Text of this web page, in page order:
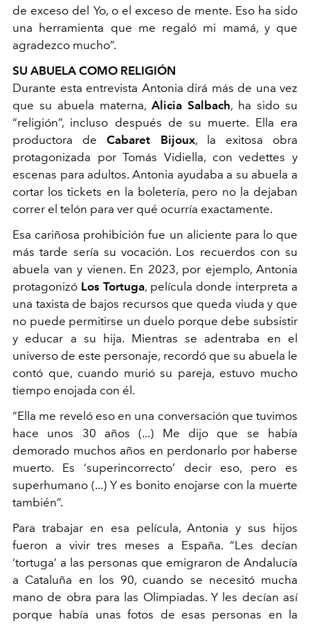
de exceso del Yo, o el exceso de mente. Eso ha sido
una herramienta que me regaló mi mamá, y que
agradezco mucho”.
SU ABUELA COMO RELIGIÓN
Durante esta entrevista Antonia dirá más de una vez
que su abuela materna, Alicia Salbach, ha sido su
“religión”, incluso después de su muerte. Ella era
productora deCabaret Bijoux, la exitosa obra
protagonizada por Tomás Vidiella, con vedettes y
escenas para adultos. Antonia ayudaba a su abuela a
cortar los tickets en la boletería, pero no la dejaban
correr el telón para ver qué ocurría exactamente.
Esa cariñosa prohibición fue un aliciente para lo que
más tarde sería su vocación. Los recuerdos con su
abuela van y vienen. En 2023, por ejemplo, Antonia
protagonizó Los Tortuga, película donde interpreta a
una taxista de bajos recursos que queda viuda y que
no puede permitirse un duelo porque debe subsistir
y educar a su hija. Mientras se adentraba en el
universo de este personaje, recordó que su abuela le
contó que, cuando murió su pareja, estuvo mucho
tiempo enojada con él.
“Ella me reveló eso en una conversación que tuvimos
hace unos 30 años (...) Me dijo que se había
demorado muchos años en perdonarlo por haberse
muerto. Es ‘superincorrecto’ decir eso, pero es
superhumano (...) Y es bonito enojarse con la muerte
también”.
Para trabajar en esa película, Antonia y sus hijos
fueron a vivir tres meses a España. “Les decían
‘tortuga’ a las personas que emigraron de Andalucía
a Cataluña en los 90, cuando se necesitó mucha
mano de obra para las Olimpiadas. Y les decían así
porque había unas fotos de esas personas en la